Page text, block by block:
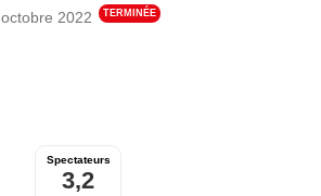
octobre 2022
TERMINÉE
Spectateurs
3,2